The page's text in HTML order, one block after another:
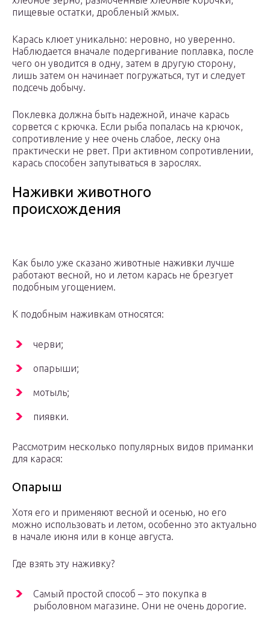
пищевые остатки, дробленый жмых.
Карась клюет уникально: неровно, но уверенно.
Наблюдается вначале подергивание поплавка, после
чего он уводится в одну, затем в другую сторону,
лишь затем он начинает погружаться, тут и следует
подсечь добычу.
Поклевка должна быть надежной, иначе карась
сорвется с крючка. Если рыба попалась на крючок,
сопротивление у нее очень слабое, леску она
практически не рвет. При активном сопротивлении,
карась способен запутываться в зарослях.
Наживки животного
происхождения
Как было уже сказано животные наживки лучше
работают весной, но и летом карась не брезгует
подобным угощением.
К подобным наживкам относятся:
черви;
опарыши;
мотыль;
пиявки.
Рассмотрим несколько популярных видов приманки
для карася:
Опарыш
Хотя его и применяют весной и осенью, но его
можно использовать и летом, особенно это актуально
в начале июня или в конце августа.
Где взять эту наживку?
Самый простой способ – это покупка в
рыболовном магазине. Они не очень дорогие.